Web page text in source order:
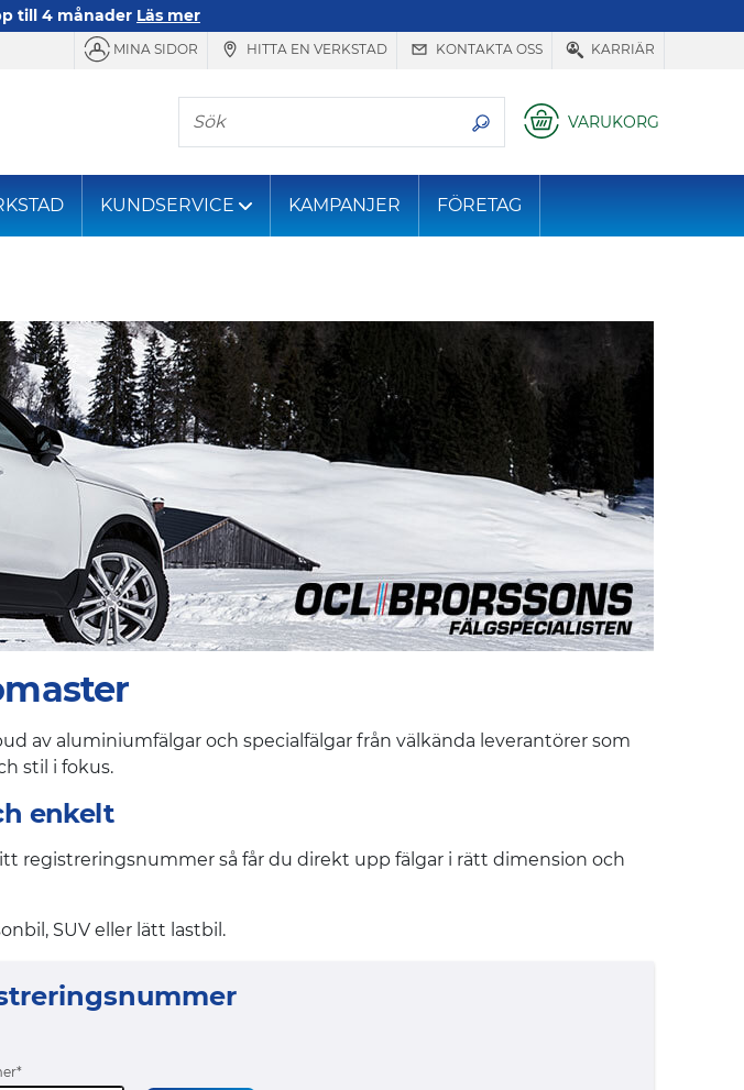
till 4 månader Läs mer
MINA SIDOR HITTA EN VERKSTAD KONTAKTA OSS KARRIÄR
Sök
VARUKORG
KUNDSERVICE KAMPANJER FÖRETAG
av aluminiumfälgar och specialfälgar från välkända leverantörer som
stil i fokus.
enkelt
registreringsnummer så får du direkt upp fälgar i rätt dimension och
SUV eller lätt lastbil.